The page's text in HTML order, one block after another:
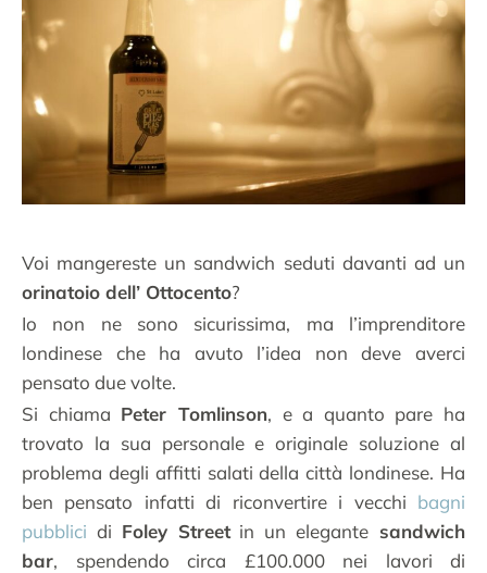
Voi mangereste un sandwich seduti davanti ad un
orinatoio dell’ Ottocento?
Io non ne sono sicurissima, ma l’imprenditore
londinese che ha avuto l’idea non deve averci
pensato due volte.
Si chiama Peter Tomlinson, e a quanto pare ha
trovato la sua personale e originale soluzione al
problema degli affitti salati della città londinese. Ha
ben pensato infatti di riconvertire i vecchi bagni
pubblici di Foley Streetin un elegante sandwich
bar, spendendo circa £100.000 nei lavori di